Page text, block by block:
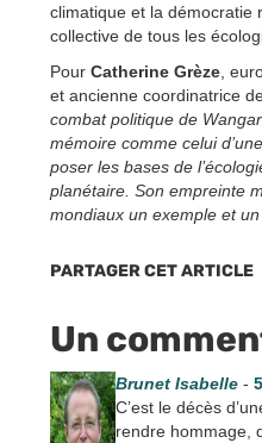
climatique et la démocratie
collective de tous les
Pour Catherine Grèze ,
et ancienne coordinatrice
combat politique de
mémoire comme celui
poser les bases de
planétaire. Son empreinte
mondiaux un exemple et
PARTAGER CET ARTICLE
Un
Brunet Isabelle-
C’est le décès
rendre hommage,